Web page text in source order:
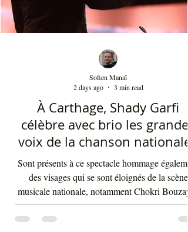
À Carthage, Shady Garfi
célèbre avec brio les grandes
voix de la chanson nationale
Par Sofien Manaï
Sont présents à ce spectacle hommage
des visages qui se sont éloignés de la scène
Sofien Manaï
2 days ago
3 min read